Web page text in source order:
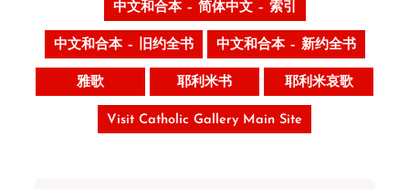
中文和合本 – 简体中文 – 索引
中文和合本 – 旧约全书 中文和合本 – 新约全书
雅歌 耶利米书 耶利米哀歌
Visit Catholic Gallery Main Site